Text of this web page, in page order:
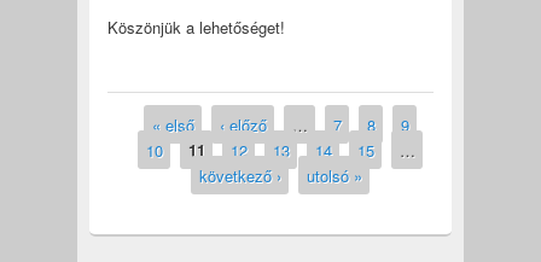
Köszönjük a lehetőséget!
Oldalak
« első ‹ előző … 7 8
9
10
11 12 13 14 15
…
következő ›
utolsó »